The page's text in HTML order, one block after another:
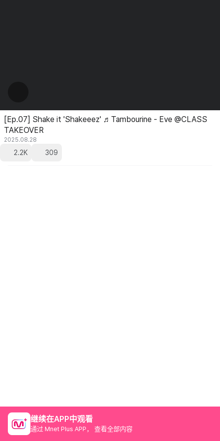
[Ep.07] Shake it 'Shakeeez' ♬Tambourine - Eve @CLASS
TAKEOVER
2025.08.28
2.2K 309
继续在APP中观看
通过 Mnet Plus APP， 查看全部内容